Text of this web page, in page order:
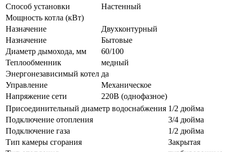
Способ установки
Настенный
Мощность котла (кВт)
Назначение
Двухконтурный
Назначение
Бытовые
Диаметр дымохода, мм
60/100
Теплообменник
медный
Энергонезависимый котел да
Управление
Механическое
Напряжение сети
220В (однофазное)
Присоединительный диаметр водоснабжения 1/2 дюйма
Подключение отопления
3/4 дюйма
Подключение газа
1/2 дюйма
Тип камеры сгорания
Закрытая